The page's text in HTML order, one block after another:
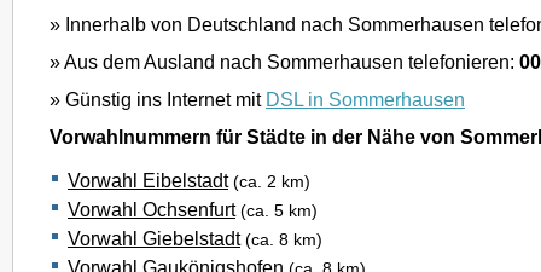
» Innerhalb von Deutschland nach Sommerhausen
» Aus dem Ausland nach Sommerhausen telefonieren:
» Günstig ins Internet mit DSL in Sommerhausen
Vorwahlnummern für Städte in der Nähe von
Vorwahl Eibelstadt (ca. 2 km)
Vorwahl Ochsenfurt (ca. 5 km)
Vorwahl Giebelstadt (ca. 8 km)
Vorwahl Gaukönigshofen